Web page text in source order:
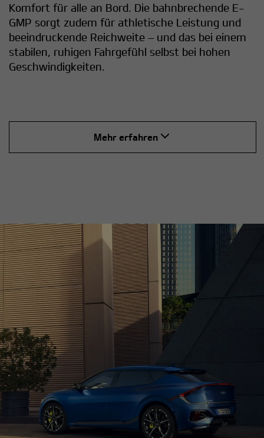
Komfort für alle an Bord. Die bahnbrechende E-
GMP sorgt zudem für athletische Leistung und
beeindruckende Reichweite – und das bei einem
stabilen, ruhigen Fahrgefühl selbst bei hohen
Geschwindigkeiten.
Mehr erfahren